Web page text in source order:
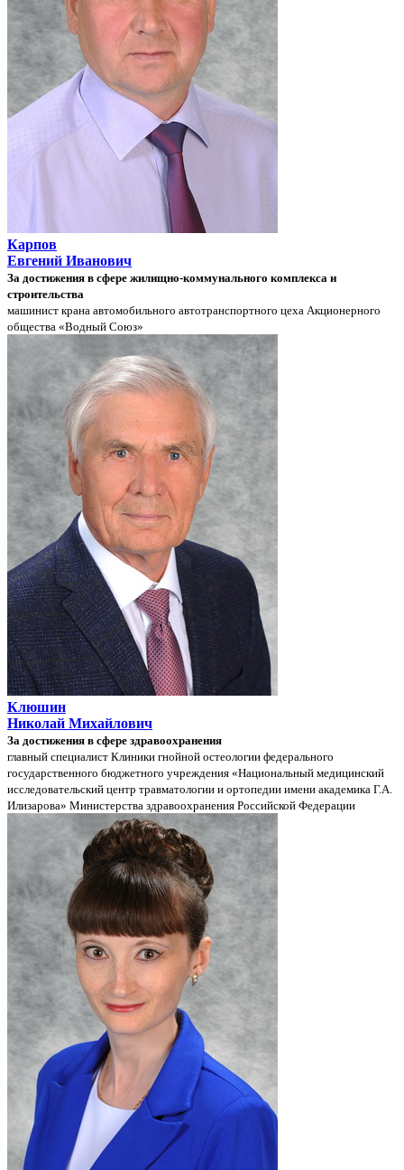
Карпов
Евгений Иванович
За достижения в сфере жилищно-коммунального комплекса и
строительства
машинист крана автомобильного автотранспортного цеха Акционерного
общества «Водный Союз»
Клюшин
Николай Михайлович
За достижения в сфере здравоохранения
главный специалист Клиники гнойной остеологии федерального
государственного бюджетного учреждения «Национальный медицинский
исследовательский центр травматологии и ортопедии имени академика Г.А.
Илизарова» Министерства здравоохранения Российской Федерации